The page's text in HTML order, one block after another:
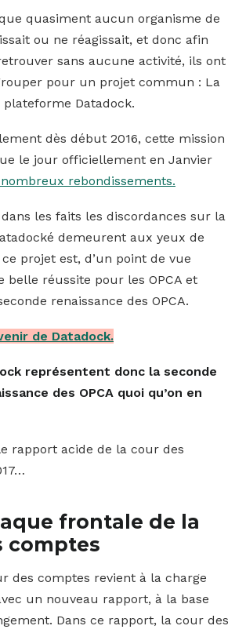
quasiment aucun organisme de
ou ne réagissait, et donc afin
sans aucune activité, ils ont
pour un projet commun : La
plateforme Datadock.
dès début 2016, cette mission
le jour officiellement en Janvier
rebondissements.
les faits les discordances sur la
demeurent aux yeux de
ce projet est, d’un point de vue
réussite pour les OPCA et
renaissance des OPCA.
de Datadock.
représentent donc la seconde
des OPCA quoi qu’on en
rapport acide de la cour des
frontale de la
comptes
des comptes revient à la charge
un nouveau rapport, à la base
Dans ce rapport, la cour des